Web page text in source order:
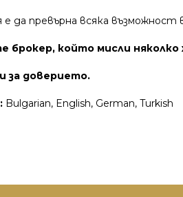
да превърна всяка възможност
брокер, който мисли няколко
за доверието.
Bulgarian, English, German, Turkish